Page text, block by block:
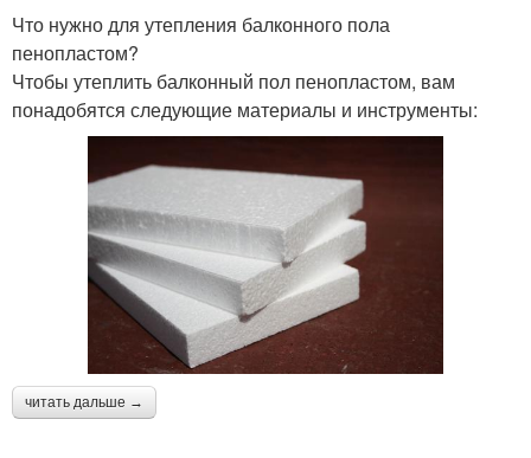
Что нужно для утепления балконного пола
пенопластом?
Чтобы утеплить балконный пол пенопластом, вам
понадобятся следующие материалы и инструменты:
читать дальше →